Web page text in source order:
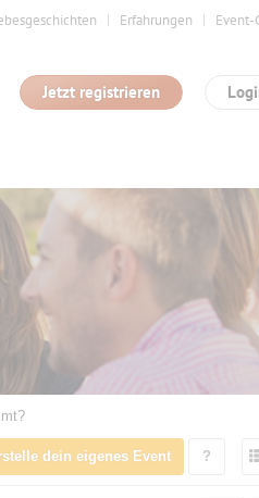
Erfahrungen Event-
Jetzt registrieren
dein eigenes Event ?